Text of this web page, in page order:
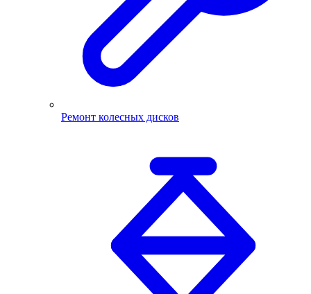
Ремонт колесных дисков